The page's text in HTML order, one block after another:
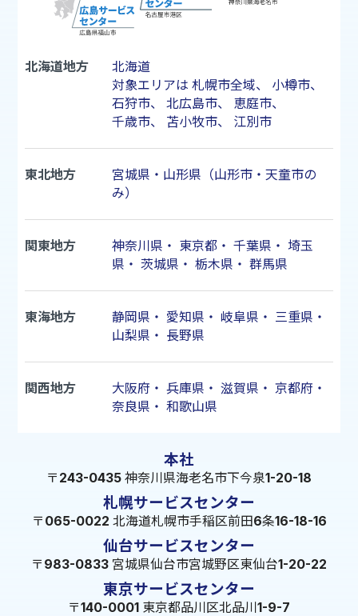
北海道地方
北海道
対象エリアは 札幌市全域、 小樽市、
石狩市、 北広島市、 恵庭市、
千歳市、 苫小牧市、 江別市
東北地方
宮城県・山形県（山形市・天童市の
み）
関東地方 神奈川県 ・ 東京都・ 千葉県 ・ 埼玉
県 ・ 茨城県 ・ 栃木県 ・ 群馬県
東海地方 静岡県 ・ 愛知県 ・ 岐阜県 ・ 三重県 ・
山梨県 ・ 長野県
関西地方 大阪府 ・ 兵庫県 ・ 滋賀県 ・ 京都府 ・
奈良県 ・ 和歌山県
本社
〒243-0435 神奈川県海老名市下今泉1-20-18
札幌サービスセンター
〒065-0022 北海道札幌市手稲区前田6条16-18-16
仙台サービスセンター
〒983-0833 宮城県仙台市宮城野区東仙台1-20-22
東京サービスセンター
〒140-0001 東京都品川区北品川1-9-7